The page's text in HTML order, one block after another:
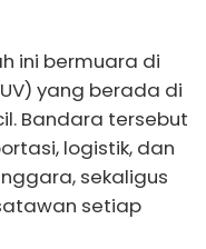
ini bermuara di
yang berada di
Bandara tersebut
logistik, dan
sekaligus
setiap